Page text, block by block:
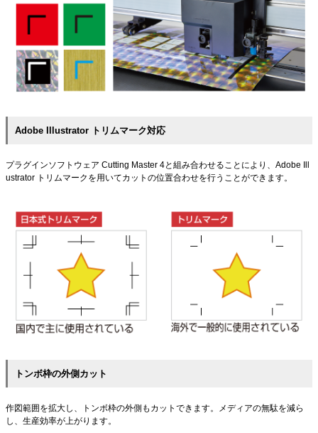
Adobe Illustrator トリムマーク対応
プラグインソフトウェア Cutting Master 4と組み合わせることにより、Adobe Ill
ustrator トリムマークを用いてカットの位置合わせを行うことができます。
トンボ枠の外側カット
作図範囲を拡大し、トンボ枠の外側もカットできます。メディアの無駄を減ら
し、生産効率が上がります。